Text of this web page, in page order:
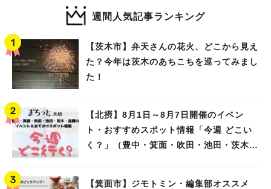
週間人気記事ランキング
【茨木市】弁天さんの花火、どこから見え
た？今年は茨木のあちこちを巡ってみまし
た！
【北摂】8月1日～8月7日開催のイベン
ト・おすすめスポット情報「今週 どこい
く？」（豊中・箕面・吹田・池田・茨木・
【箕面市】ジモトミン・編集部オススメ